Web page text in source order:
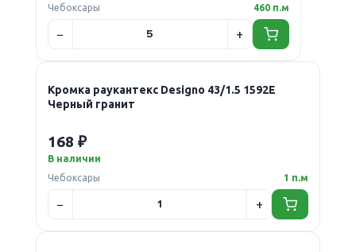
Чебоксары
460 п.м
Кромка раукантекс Designo 43/1.5 1592Е
Черный гранит
168 ₽
В наличии
Чебоксары
1 п.м